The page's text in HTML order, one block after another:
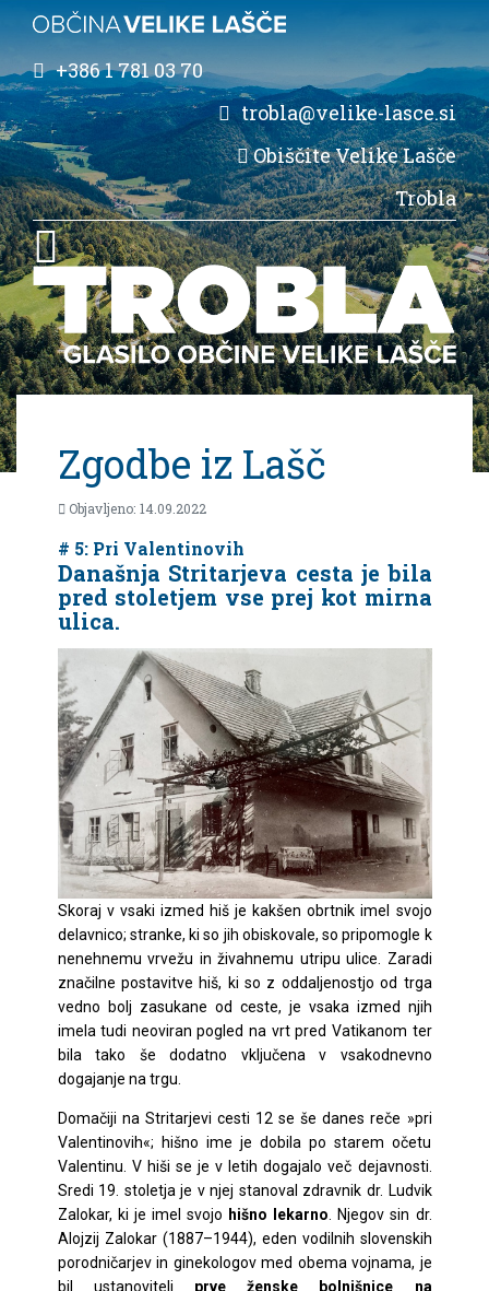
+386 1 781 03 70
trobla@velike-lasce.si
Obiščite Velike Lašče
Trobla
Zgodbe iz Lašč
Objavljeno: 14.09.2022
# 5: Pri Valentinovih
Današnja Stritarjeva cesta je bila
pred stoletjem vse prej kot mirna
ulica.
Skoraj v vsaki izmed hiš je kakšen obrtnik imel svojo
delavnico; stranke, ki so jih obiskovale, so pripomogle k
nenehnemu vrvežu in živahnemu utripu ulice. Zaradi
značilne postavitve hiš, ki so z oddaljenostjo od trga
vedno bolj zasukane od ceste, je vsaka izmed njih
imela tudi neoviran pogled na vrt pred Vatikanom ter
bila tako še dodatno vključena v vsakodnevno
dogajanje na trgu.
Domačiji na Stritarjevi cesti 12 se še danes reče »pri
Valentinovih«; hišno ime je dobila po starem očetu
Valentinu. V hiši se je v letih dogajalo več dejavnosti.
Sredi 19. stoletja je v njej stanoval zdravnik dr. Ludvik
Zalokar, ki je imel svojo hišno lekarno. Njegov sin dr.
Alojzij Zalokar (1887–1944), eden vodilnih slovenskih
porodničarjev in ginekologov med obema vojnama, je
bil ustanovitelj prve ženske bolnišnice na